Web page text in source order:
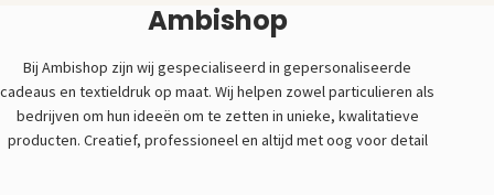
Ambishop
Bij Ambishop zijn wij gespecialiseerd in gepersonaliseerde
cadeaus en textieldruk op maat. Wij helpen zowel particulieren als
bedrijven om hun ideeën om te zetten in unieke, kwalitatieve
producten. Creatief, professioneel en altijd met oog voor detail